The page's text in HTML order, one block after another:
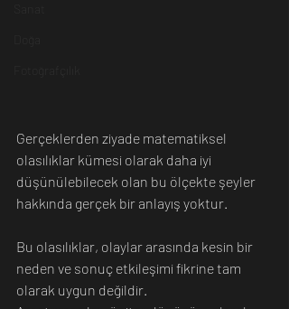
Gerçeklerden ziyade matematiksel
olasılıklar kümesi olarak daha iyi
düşünülebilecek olan bu ölçekte şeyler
hakkında gerçek bir anlayış yoktur.
Bu olasılıklar, olaylar arasında kesin bir
neden ve sonuç etkileşimi fikrine tam
olarak uygun değildir.